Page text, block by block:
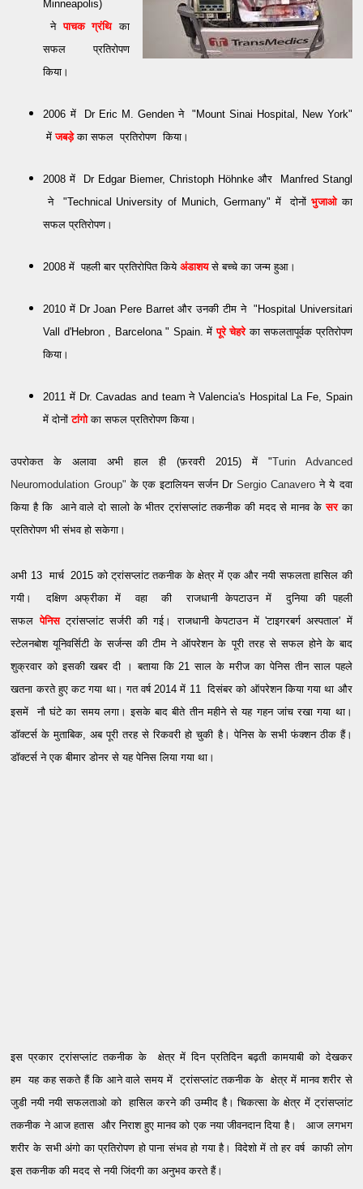
Minneapolis)
नेपाचक ग्रंथिका
सफल प्रतिरोपण
किया।
2006 में Dr Eric M. Genden ने "Mount Sinai Hospital, New York"
मेंजबड़ेका सफल प्रतिरोपण किया।
2008 में Dr Edgar Biemer, Christoph Höhnke और Manfred Stangl
ने "Technical University of Munich, Germany" में दोनों भुजाओ का
सफल प्रतिरोपण।
2008 में पहली बार प्रतिरोपित कियेअंडाशयसे बच्चे का जन्म हुआ।
2010 में Dr Joan Pere Barret और उनकी टीम ने "Hospital Universitari
Vall d'Hebron , Barcelona " Spain. मेंपूरे चेहरे का सफलतापूर्वक प्रतिरोपण
किया।
2011 में Dr. Cavadas and team ने Valencia's Hospital La Fe, Spain
में दोनोंटांगो का सफल प्रतिरोपण किया।
उपरोकत के अलावाअभी हाल ही (फ़रवरी 2015) में "Turin Advanced
Neuromodulation Group" केएक इटालियन सर्जन DrSergio Canaveroने ये दवा
किया है कि आने वाले दो सालो के भीतर ट्रांसप्लांट तकनीक की मदद से मानव केसरका
प्रतिरोपण भी संभव हो सकेगा।
अभी 13 मार्च 2015 को ट्रांसप्लांट तकनीक के क्षेत्र में एक और नयी सफलता हासिल की
गयी। दक्षिण अफ्रीका में वहा की राजधानी केपटाउन में दुनिया की पहली
सफलपेनिस ट्रांसप्लांट सर्जरी की गई। राजधानी केपटाउन में 'टाइगरबर्ग अस्पताल' में
स्टेलनबोश यूनिवर्सिटी के सर्जन्स की टीम ने ऑपरेशन के पूरी तरह से सफल होने के बाद
शुक्रवार को इसकी खबर दी । बताया कि 21 साल के मरीज का पेनिस तीन साल पहले
खतना करते हुए कट गया था। गत वर्ष 2014 में 11 दिसंबर को ऑपरेशन किया गया था और
इसमें नौ घंटे का समय लगा। इसके बाद बीते तीन महीने से यह गहन जांच रखा गया था।
डॉक्टर्स के मुताबिक, अब पूरी तरह से रिकवरी हो चुकी है। पेनिस के सभी फंक्शन ठीक हैं।
डॉक्टर्स ने एक बीमार डोनर से यह पेनिस लिया गया था।
इस प्रकार ट्रांसप्लांट तकनीक के क्षेत्र में दिन प्रतिदिन बढ़ती कामयाबी को देखकर
हम यह कह सकते हैं कि आने वाले समय में ट्रांसप्लांट तकनीक के क्षेत्र में मानव शरीर से
जुडी नयी नयी सफलताओ को हासिल करने की उम्मीद है।चिकत्सा के क्षेत्र में ट्रांसप्लांट
तकनीक ने आज हतास और निराश हुए मानव को एक नया जीवनदान दिया है। आज लगभग
शरीर के सभी अंगो का प्रतिरोपण हो पाना संभव हो गया है।विदेशो में तो हर वर्ष काफी लोग
इस तकनीक की मदद से नयी जिंदगी का अनुभव करते हैं।